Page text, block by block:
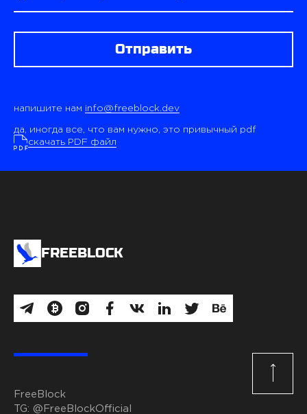
Отправить
напишите нам info@freeblock.dev
да, иногда все, что вам нужно, это привычный pdf
скачать PDF файл
FREEBLOCK
FreeBlock
TG: @FreeBlockOfficial